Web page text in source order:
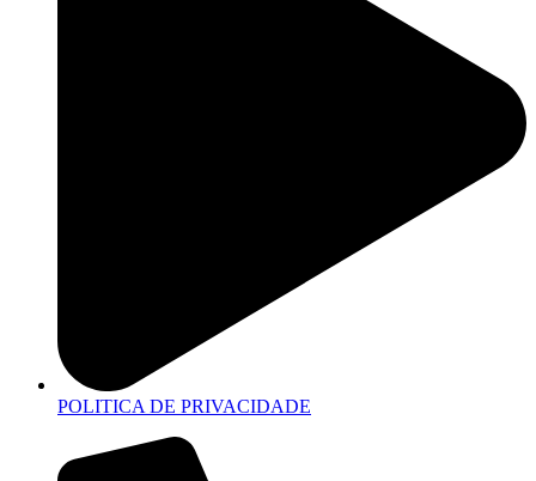
POLITICA DE PRIVACIDADE